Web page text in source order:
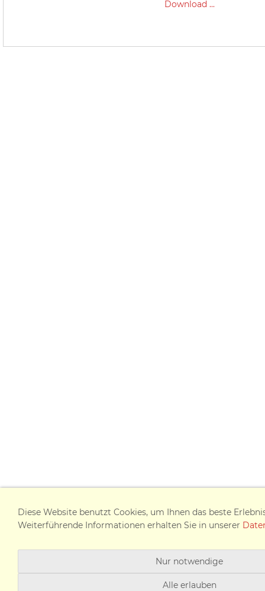
Download ...
Diese Website benutzt Cookies, um Ihnen das beste
Weiterführende Informationen erhalten Sie in unserer
Nur notwendige
Alle erlauben